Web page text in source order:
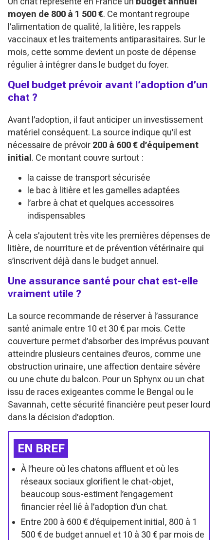
moyen de 800 à 1 500 €. Ce montant regroupe
l’alimentation de qualité, la litière, les rappels
vaccinaux et les traitements antiparasitaires. Sur le
mois, cette somme devient un poste de dépense
régulier à intégrer dans le budget du foyer.
Quel budget prévoir avant l’adoption d’un
chat ?
Avant l’adoption, il faut anticiper un investissement
matériel conséquent. La source indique qu’il est
nécessaire de prévoir 200 à 600 € d’équipement
initial. Ce montant couvre surtout :
la caisse de transport sécurisée
le bac à litière et les gamelles adaptées
l’arbre à chat et quelques accessoires
indispensables
À cela s’ajoutent très vite les premières dépenses de
litière, de nourriture et de prévention vétérinaire qui
s’inscrivent déjà dans le budget annuel.
Une assurance santé pour chat est-elle
vraiment utile ?
La source recommande de réserver à l’assurance
santé animale entre 10 et 30 € par mois. Cette
couverture permet d’absorber des imprévus pouvant
atteindre plusieurs centaines d’euros, comme une
obstruction urinaire, une affection dentaire sévère
ou une chute du balcon. Pour un Sphynx ou un chat
issu de races exigeantes comme le Bengal ou le
Savannah, cette sécurité financière peut peser lourd
dans la décision d’adoption.
EN BREF
À l’heure où les chatons affluent et où les
réseaux sociaux glorifient le chat-objet,
beaucoup sous-estiment l’engagement
financier réel lié à l’adoption d’un chat.
Entre 200 à 600 € d’équipement initial, 800 à 1
500 € de budget annuel et 10 à 30 € par mois de